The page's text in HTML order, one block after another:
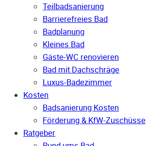
Teilbadsanierung
Barrierefreies Bad
Badplanung
Kleines Bad
Gäste-WC renovieren
Bad mit Dachschräge
Luxus-Badezimmer
Kosten
Badsanierung Kosten
Förderung & KfW-Zuschüsse
Ratgeber